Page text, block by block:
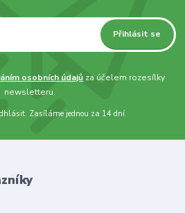
Přihlásit se
osobních údajů za účelem rozesílky
newsletteru.
Zasíláme jednou za 14 dní.